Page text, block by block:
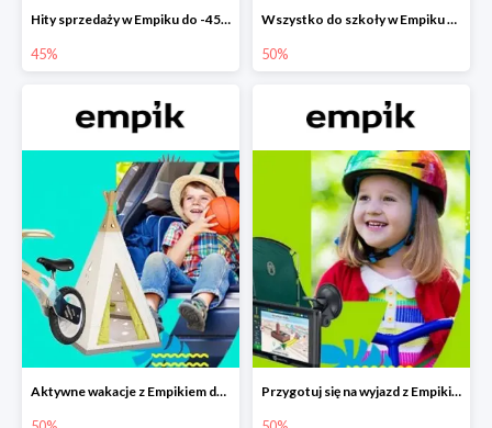
Hity sprzedaży w Empiku do -45%
45%
Wszystko do szkoły w Empiku do -50%
50%
Aktywne wakacje z Empikiem do -50% Przygotuj się na wyjazd z Empikiem - rabaty do -50%